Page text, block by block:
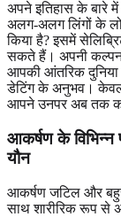
अपने इतिहास के बारे
अलग-अलग लिंगों के
किया है? इसमें
सकते हैं। अपनी
आपकी आंतरिक दुनिया
डेटिंग के अनुभव। केवल
आपने उनपर अब तक
आकर्षण के विभिन्न
यौन
आकर्षण जटिल और
साथ शारीरिक रूप से